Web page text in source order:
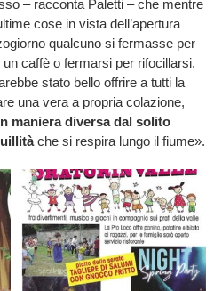
– racconta Paletti – che mentre
cose in vista dell’apertura
qualcuno si fermasse per
caffè o fermarsi per rifocillarsi.
stato bello offrire a tutti la
una vera a propria colazione,
maniera diversa dal solito
che si respira lungo il fiume».